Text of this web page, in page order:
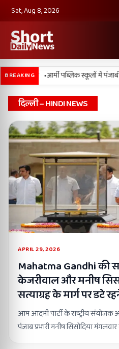
Sat, Aug 8, 2026
BREAKING
•आर्मी पब्लिक स्कूलों में पंजाबी की
दिल्ली – HINDI NEWS
APRIL 29, 2026
Mahatma Gandhi की
केजरीवाल और मनीष
सत्याग्रह के मार्ग पर डटे
आम आदमी पार्टी के राष्ट्रीय संयोजक
पंजाब प्रभारी मनीष सिसोदिया